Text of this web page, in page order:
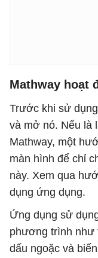
Mathway hoạt
Trước khi sử
và mở nó. Nếu là
Mathway, một
màn hình để chỉ
này. Xem qua
dụng ứng dụng.
Ứng dụng sử
phương trình như
dấu ngoặc và